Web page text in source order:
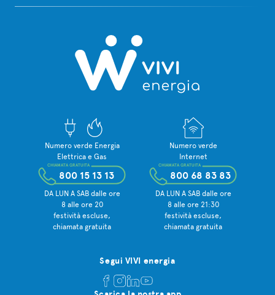
Numero verde Energia
Elettrica e Gas
800 15 13 13
CHIAMATA GRATUITA
DA LUN A SAB dalle ore
8 alle ore 20
festività escluse,
chiamata gratuita
Numero verde
Internet
800 68 83 83
CHIAMATA GRATUITA
DA LUN A SAB dalle ore
8 alle ore 21:30
festività escluse,
chiamata gratuita
Segui VIVI energia